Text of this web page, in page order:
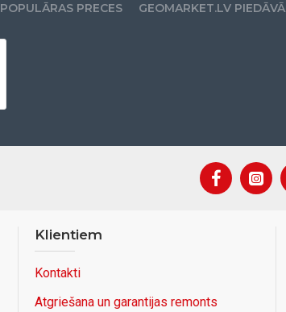
POPULĀRAS PRECES GEOMARKET.LV PIEDĀVĀ
Klientiem
Kontakti
Atgriešana un garantijas remonts